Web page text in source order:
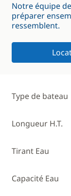
Notre équipe
préparer
ressemblent.
Type de bateau
Longueur H.T.
Tirant Eau
Capacité Eau